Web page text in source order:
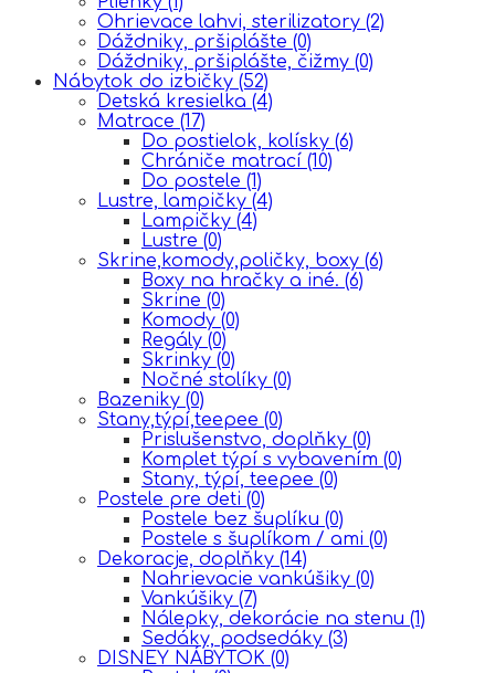
Ohrievace lahvi, sterilizatory (2)
Dáždniky, pršiplášte (0)
Dáždniky, pršiplášte, čižmy (0)
Nábytok do izbičky (52)
Detská kresielka (4)
Matrace (17)
Do postielok, kolísky (6)
Chrániče matrací (10)
Do postele (1)
Lustre, lampičky (4)
Lampičky (4)
Lustre (0)
Skrine,komody,poličky, boxy (6)
Boxy na hračky a iné. (6)
Skrine (0)
Komody (0)
Regály (0)
Skrinky (0)
Nočné stolíky (0)
Bazeniky (0)
Stany,týpí,teepee (0)
Prislušenstvo, doplňky (0)
Komplet týpí s vybavením (0)
Stany, týpí, teepee (0)
Postele pre deti (0)
Postele bez šuplíku (0)
Postele s šuplíkom / ami (0)
Dekoracje, doplňky (14)
Nahrievacie vankúšiky (0)
Vankúšiky (7)
Nálepky, dekorácie na stenu (1)
Sedáky, podsedáky (3)
DISNEY NÁBYTOK (0)